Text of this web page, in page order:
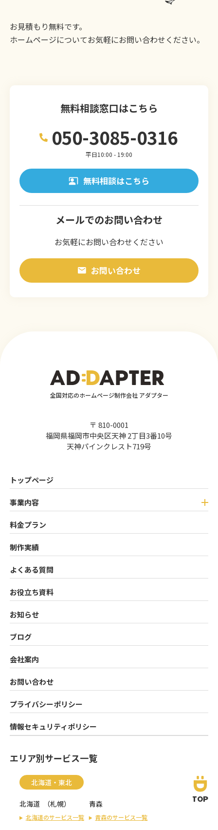
お見積もり無料です。
ホームページについてお気軽にお問い合わせください。
無料相談窓口はこちら
050-3085-0316
平日10:00 - 19:00
無料相談はこちら
メールでのお問い合わせ
お気軽にお問い合わせください
お問い合わせ
全国対応のホームページ制作会社 アダプター
〒 810-0001
福岡県福岡市中央区天神 2丁目3番10号
天神パインクレスト719号
トップページ
事業内容
料金プラン
制作実績
よくある質問
お役立ち資料
お知らせ
ブログ
会社案内
お問い合わせ
プライバシーポリシー
情報セキュリティポリシー
エリア別サービス一覧
北海道・東北
北海道 （札幌）
北海道のサービス一覧
青森
青森のサービス一覧
TOP